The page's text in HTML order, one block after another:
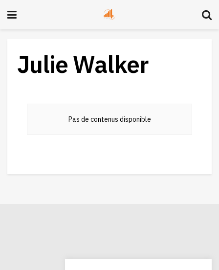
Julie Walker
Pas de contenus disponible